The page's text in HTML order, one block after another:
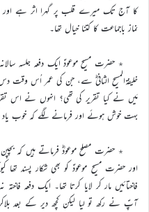
کا آج تک میرے قلب پر گہرا اثر ہے اور
نماز باجماعت کا کتنا خیال تھا۔
٭ حضرت مسیح موعودؑ ایک دفعہ جلسہ
خلیفۃالمسیح الثانیؓ سے، جن کی عمر اُس وقت
مَیں نے کیا تقریر کی تھی؟ انہوں نے اس
بہت خوش ہوئے اور فرمانے لگے کہ خوب یاد
٭ حضرت مصلح موعودؓ فرماتے ہیں کہ بچپن
اور حضرت مسیح موعودؑ کو بھی شکار پسند
فاختائیں مار کر لایا کرتا تھا۔ ایک دفعہ
آپؑ نے رکھ تو لیا لیکن کچھ دیر کے بعد